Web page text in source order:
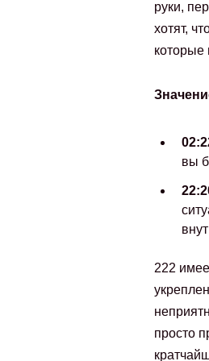
руки,
хотят,
которые
вы
222
просто